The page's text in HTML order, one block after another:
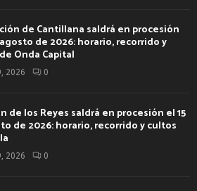
de Cantillana saldrá en procesión
de 2026: horario, recorrido y
Onda Capital
2026 0
de los Reyes saldrá en procesión el 15
de 2026: horario, recorrido y cultos
2026 0